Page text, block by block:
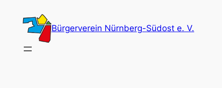
Inhalt
springen
Bürgerverein Nürnberg-Südost e. V.